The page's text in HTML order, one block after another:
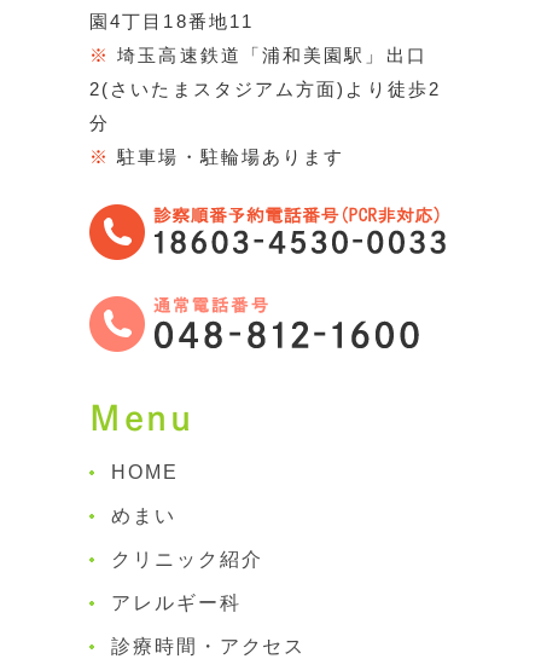
園4丁目18番地11
※ 埼玉高速鉄道「浦和美園駅」出口
2(さいたまスタジアム方面)より徒歩2
分
※ 駐車場・駐輪場あります
Menu
HOME
めまい
クリニック紹介
アレルギー科
診療時間・アクセス